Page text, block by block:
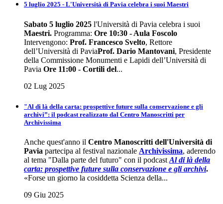
5 luglio 2025 - L'Università di Pavia celebra i suoi Maestri
Sabato 5 luglio 2025 l'Università di Pavia celebra i suoi
Maestri. Programma: Ore 10:30 - Aula Foscolo
Intervengono: Prof. Francesco Svelto, Rettore
dell’Università di PaviaProf. Dario Mantovani, Presidente
della Commissione Monumenti e Lapidi dell’Università di
Pavia Ore 11:00 - Cortili del...
02 Lug 2025
"Al di là della carta: prospettive future sulla conservazione e gli
archivi”: il podcast realizzato dal Centro Manoscritti per
Archivissima
Anche quest'anno il Centro Manoscritti dell'Università di
Pavia partecipa al festival nazionale Archivissima, aderendo
al tema "Dalla parte del futuro" con il podcast Al di là della
carta: prospettive future sulla conservazione e gliarchivi.
«Forse un giorno la cosiddetta Scienza della...
09 Giu 2025